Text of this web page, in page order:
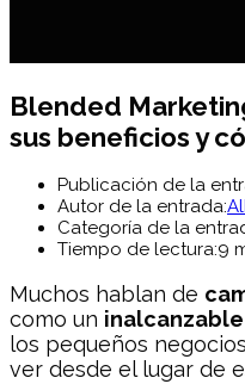
Blended
sus beneficios y
Publicación de la
Autor de la entrada:
Categoría de la
Tiempo de lectura:9
Muchos hablan de
como un inalcanzable
los pequeños
ver desde el lugar de